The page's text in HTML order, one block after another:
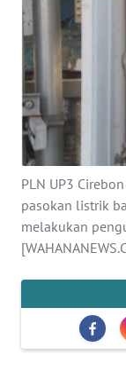
PLN UP3
pasokan listrik
melakukan
INFO
TENTANG
KAMI
PEDOMAN
MEDIA
SIBER
REDAKSI
DISCLAIMER